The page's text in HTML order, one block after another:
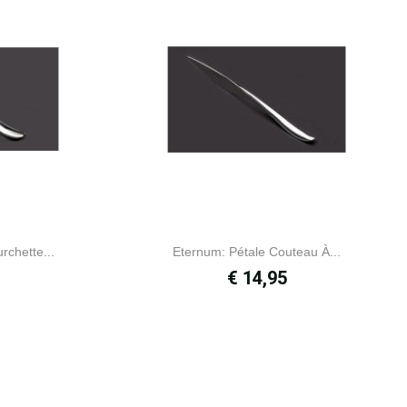
Eternum: Pétale Couteau À...
Prijs
€ 14,95